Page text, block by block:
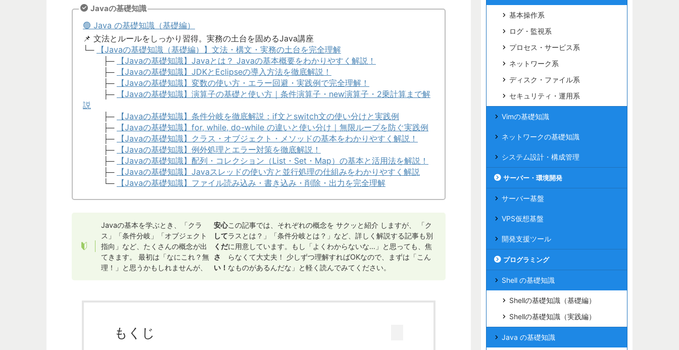
Javaの基礎知識
🟢 Java の基礎知識（基礎編）
📌 文法とルールをしっかり習得。実務の土台を固めるJava講座
└─
【Javaの基礎知識（基礎編）】文法・構文・実務の土台を完全理解
├─
【Javaの基礎知識】Javaとは？ Javaの基本概要をわかりやすく解説！
├─
【Javaの基礎知識】JDKとEclipseの導入方法を徹底解説！
├─
【Javaの基礎知識】変数の使い方・エラー回避・実践例で完全理解！
├─
【Javaの基礎知識】演算子の基礎と使い方｜条件演算子・new演算子・2乗計算まで解
説
├─
【Javaの基礎知識】条件分岐を徹底解説：if文とswitch文の使い分けと実践例
├─
【Javaの基礎知識】for, while, do-while の違いと使い分け｜無限ループを防ぐ実践例
├─
【Javaの基礎知識】クラス・オブジェクト・メソッドの基本をわかりやすく解説！
├─
【Javaの基礎知識】例外処理とエラー対策を徹底解説！
├─
【Javaの基礎知識】配列・コレクション（List・Set・Map）の基本と活用法を解説！
├─
【Javaの基礎知識】Javaスレッドの使い方と並行処理の仕組みをわかりやすく解説
└─
【Javaの基礎知識】ファイル読み込み・書き込み・削除・出力を完全理解
Javaの基本を学ぶとき、「クラ
ス」「条件分岐」「オブジェクト
指向」など、たくさんの概念が出
てきます。 最初は「なにこれ？無
理！」と思うかもしれませんが、
安心
して
くだ
さ
い！
この記事では、それぞれの概念を サクッと紹介 しますが、 「ク
ラスとは？」「条件分岐とは？」など、詳しく解説する記事も別
に用意しています。もし「よくわからないな…」と思っても、焦
らなくて大丈夫！ 少しずつ理解すればOKなので、まずは「こん
なものがあるんだな」と軽く読んでみてください。
もくじ
基本操作系
ログ・監視系
プロセス・サービス系
ネットワーク系
ディスク・ファイル系
セキュリティ・運用系
Vimの基礎知識
ネットワークの基礎知識
システム設計・構成管理
サーバー・環境開発
サーバー基盤
VPS仮想基盤
開発支援ツール
プログラミング
Shell の基礎知識
Shellの基礎知識（基礎編）
Shellの基礎知識（実践編）
Java の基礎知識